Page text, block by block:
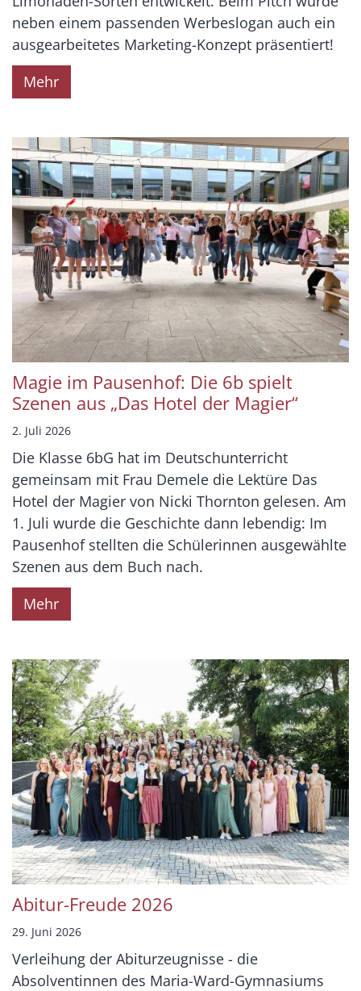
neben einem passenden Werbeslogan auch ein
ausgearbeitetes Marketing-Konzept präsentiert!
Mehr
Magie im Pausenhof: Die 6b spielt
Szenen aus „Das Hotel der Magier“
2. Juli 2026
Die Klasse 6bG hat im Deutschunterricht
gemeinsam mit Frau Demele die Lektüre Das
Hotel der Magier von Nicki Thornton gelesen. Am
1. Juli wurde die Geschichte dann lebendig: Im
Pausenhof stellten die Schülerinnen ausgewählte
Szenen aus dem Buch nach.
Mehr
Abitur-Freude 2026
29. Juni 2026
Verleihung der Abiturzeugnisse - die
Absolventinnen des Maria-Ward-Gymnasiums